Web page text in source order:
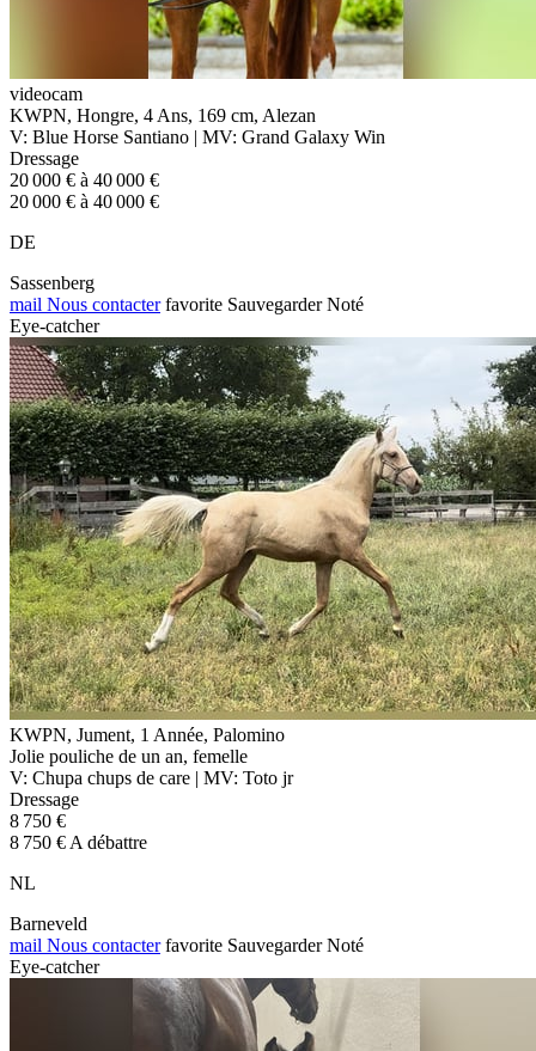
videocam
KWPN, Hongre, 4 Ans, 169 cm, Alezan
V: Blue Horse Santiano | MV: Grand Galaxy Win
Dressage
20 000 € à 40 000 €
20 000 € à 40 000 €
DE
Sassenberg
mail Nous contacter favorite Sauvegarder Noté
Eye-catcher
KWPN, Jument, 1 Année, Palomino
Jolie pouliche de un an, femelle
V: Chupa chups de care | MV: Toto jr
Dressage
8 750 €
8 750 € A débattre
NL
Barneveld
mail Nous contacter favorite Sauvegarder Noté
Eye-catcher